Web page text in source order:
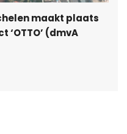
maakt plaats
(dmvA